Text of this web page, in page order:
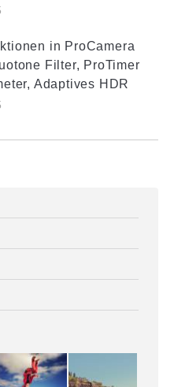
in ProCamera
Filter, ProTimer
Adaptives HDR